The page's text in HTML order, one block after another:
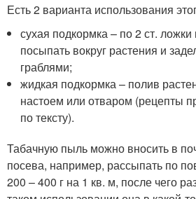
Есть 2 варианта использования
сухая подкормка – по 2 ст.
посыпать вокруг растения и
граблями;
жидкая подкормка – полив
настоем или отваром (рецепты
по тексту).
Табачную пыль можно вносить в
посева, например, рассыпать по
200 – 400 г на 1 кв. м, после чего